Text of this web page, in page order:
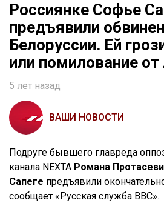
Россиянке Софье
предъявили
Белоруссии. Ей
или помилование
5 лет назад
ВАШИ НОВОСТИ
Подруге бывшего главреда
канала NEXTA Романа
Сапеге предъявили
сообщает «Русская служба BBC».